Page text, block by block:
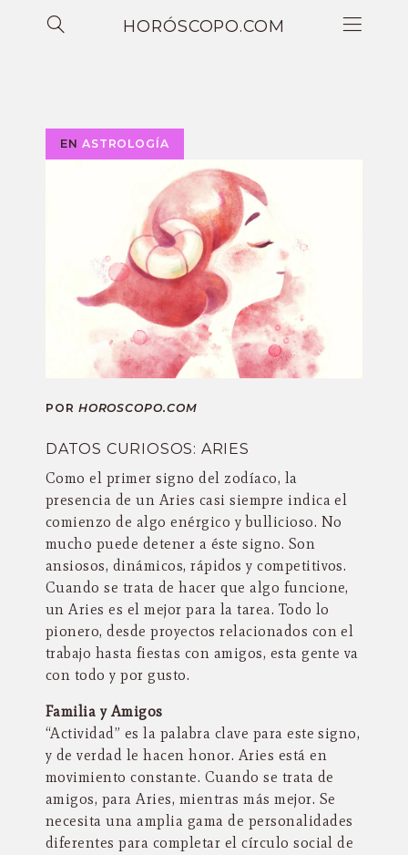
HORÓSCOPO.COM
EN ASTROLOGÍA
POR HOROSCOPO.COM
DATOS CURIOSOS: ARIES
Como el primer signo del zodíaco, la
presencia de un Aries casi siempre indica el
comienzo de algo enérgico y bullicioso. No
mucho puede detener a éste signo. Son
ansiosos, dinámicos, rápidos y competitivos.
Cuando se trata de hacer que algo funcione,
un Aries es el mejor para la tarea. Todo lo
pionero, desde proyectos relacionados con el
trabajo hasta fiestas con amigos, esta gente va
con todo y por gusto.
Familia y Amigos
“Actividad” es la palabra clave para este signo,
y de verdad le hacen honor. Aries está en
movimiento constante. Cuando se trata de
amigos, para Aries, mientras más mejor. Se
necesita una amplia gama de personalidades
diferentes para completar el círculo social de